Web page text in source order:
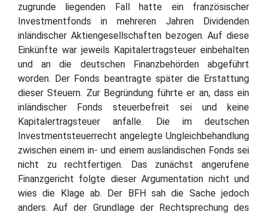
zugrunde liegenden Fall hatte ein französischer
Investmentfonds in mehreren Jahren Dividenden
inländischer Aktiengesellschaften bezogen. Auf diese
Einkünfte war jeweils Kapitalertragsteuer einbehalten
und an die deutschen Finanzbehörden abgeführt
worden. Der Fonds beantragte später die Erstattung
dieser Steuern. Zur Begründung führte er an, dass ein
inländischer Fonds steuerbefreit sei und keine
Kapitalertragsteuer anfalle. Die im deutschen
Investmentsteuerrecht angelegte Ungleichbehandlung
zwischen einem in- und einem ausländischen Fonds sei
nicht zu rechtfertigen. Das zunächst angerufene
Finanzgericht folgte dieser Argumentation nicht und
wies die Klage ab. Der BFH sah die Sache jedoch
anders. Auf der Grundlage der Rechtsprechung des